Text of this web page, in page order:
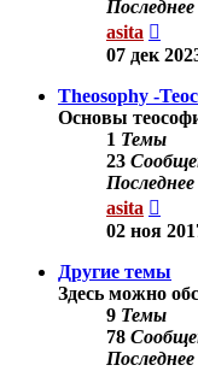
asita
к
07 дек
Theosophy -
Основы
1 Темы
23
asita
к
02 ноя
Другие темы
Здесь можно
9 Темы
78